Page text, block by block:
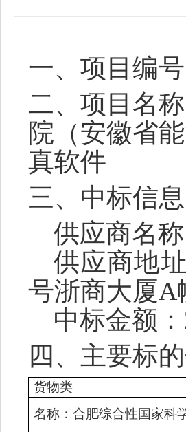
一、项目编号
二、项目名称
院（安徽省
真软件
三、中标信息
供应商名称
供应商地
号浙商大厦A
中标金额：
四、主要标
货物类
名称： 合肥综合性国家科